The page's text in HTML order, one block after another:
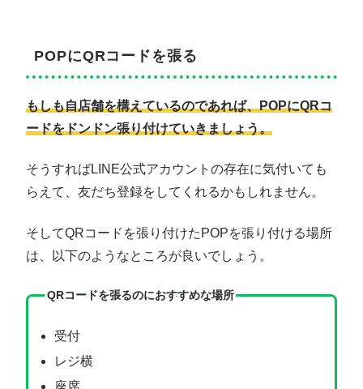
POPにQRコードを張る
もしも自店舗を構えているのであれば、POPにQRコ
ードをドンドン張り付けていきましょう。
そうすればLINE公式アカウントの存在に気付いても
らえて、友だち登録をしてくれるかもしれません。
そしてQRコードを張り付けたPOPを張り付ける場所
は、以下のようなところが良いでしょう。
QRコードを張るのにおすすめな場所
受付
レジ横